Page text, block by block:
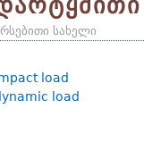
სახელი
load
load